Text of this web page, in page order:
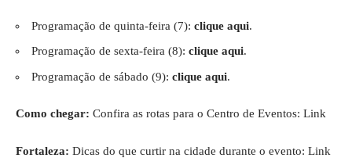
Programação de quinta-feira (7): clique aqui.
Programação de sexta-feira (8): clique aqui.
Programação de sábado (9): clique aqui.
Como chegar: Confira as rotas para o Centro de Eventos: Link
Fortaleza: Dicas do que curtir na cidade durante o evento: Link